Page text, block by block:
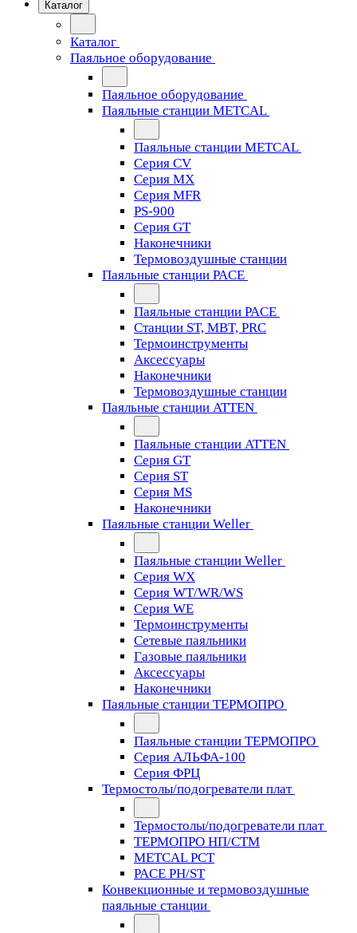
Каталог
Каталог
Паяльное оборудование
Паяльное оборудование
Паяльные станции METCAL
Паяльные станции METCAL
Серия CV
Серия MX
Серия MFR
PS-900
Серия GT
Наконечники
Термовоздушные станции
Паяльные станции PACE
Паяльные станции PACE
Станции ST, MBT, PRC
Термоинструменты
Аксессуары
Наконечники
Термовоздушные станции
Паяльные станции ATTEN
Паяльные станции ATTEN
Серия GT
Серия ST
Серия MS
Наконечники
Паяльные станции Weller
Паяльные станции Weller
Серия WX
Серия WT/WR/WS
Серия WE
Термоинструменты
Сетевые паяльники
Газовые паяльники
Аксессуары
Наконечники
Паяльные станции ТЕРМОПРО
Паяльные станции ТЕРМОПРО
Серия АЛЬФА-100
Серия ФРЦ
Термостолы/подогреватели плат
Термостолы/подогреватели плат
ТЕРМОПРО НП/СТМ
METCAL PCT
PACE PH/ST
Конвекционные и термовоздушные
паяльные станции